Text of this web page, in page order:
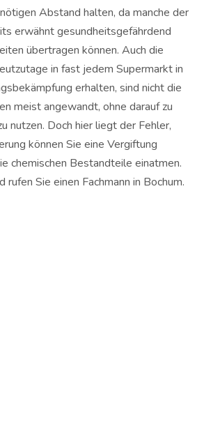
Abstand halten, da manche der
erwähnt gesundheitsgefährdend
übertragen können. Auch die
in fast jedem Supermarkt in
erhalten, sind nicht die
meist angewandt, ohne darauf zu
nutzen. Doch hier liegt der Fehler,
können Sie eine Vergiftung
chemischen Bestandteile einatmen.
rufen Sie einen Fachmann in Bochum.